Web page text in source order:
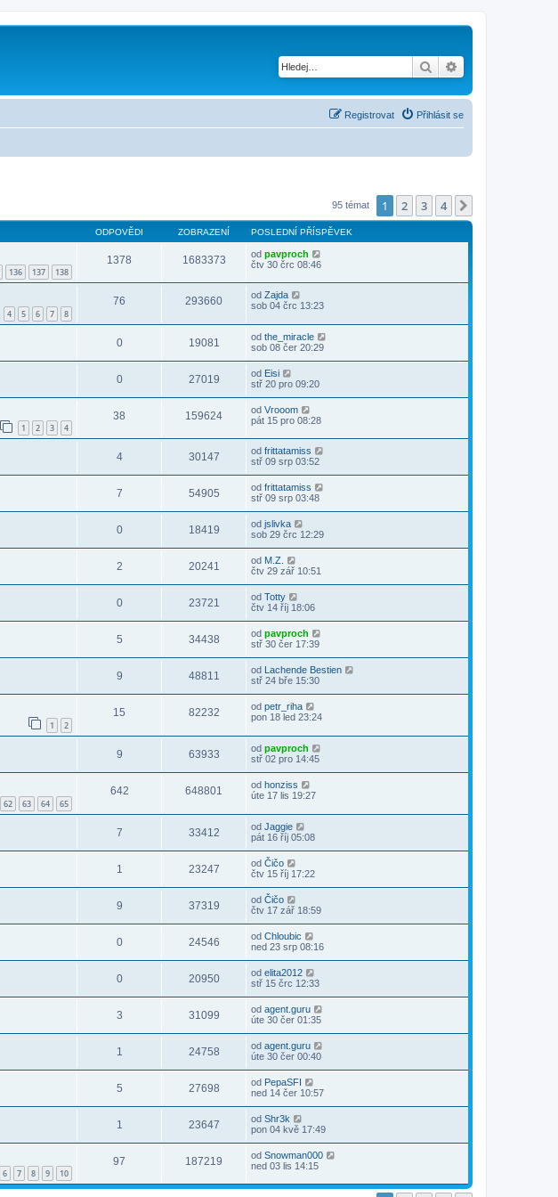
Hledat
Přihlásit se
Registrovat
95 témat 1 2 3 4
ODPOVĚDI ZOBRAZENÍ POSLEDNÍ PŘÍSPĚVEK
136 137 138
1378 1683373 od pavproch
čtv 30 črc 08:46
4 5 6 7 8
76 293660 od Zajda
sob 04 črc 13:23
0 19081 od the_miracle
sob 08 čer 20:29
0 27019 od Eisi
stř 20 pro 09:20
1 2 3 4
38 159624 od Vrooom
pát 15 pro 08:28
4 30147 od frittatamiss
stř 09 srp 03:52
7 54905 od frittatamiss
stř 09 srp 03:48
0 18419 od jslivka
sob 29 črc 12:29
2 20241 od M.Z.
čtv 29 zář 10:51
0 23721 od Totty
čtv 14 říj 18:06
5 34438 od pavproch
stř 30 čer 17:39
9 48811 od Lachende Bestien
stř 24 bře 15:30
1 2
15 82232 od petr_riha
pon 18 led 23:24
9 63933 od pavproch
stř 02 pro 14:45
62 63 64 65
642 648801 od honziss
úte 17 lis 19:27
7 33412 od Jaggie
pát 16 říj 05:08
1 23247 od Čičo
čtv 15 říj 17:22
9 37319 od Čičo
čtv 17 zář 18:59
0 24546 od Chloubic
ned 23 srp 08:16
0 20950 od elita2012
stř 15 črc 12:33
3 31099 od agent.guru
úte 30 čer 01:35
1 24758 od agent.guru
úte 30 čer 00:40
5 27698 od PepaSFI
ned 14 čer 10:57
1 23647 od Shr3k
pon 04 kvě 17:49
6 7 8 9 10
97 187219 od Snowman000
ned 03 lis 14:15